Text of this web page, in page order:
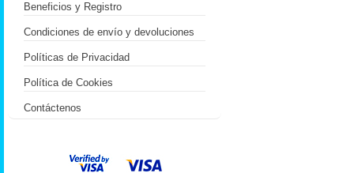
Beneficios y Registro
Condiciones de envío y devoluciones
Políticas de Privacidad
Política de Cookies
Contáctenos